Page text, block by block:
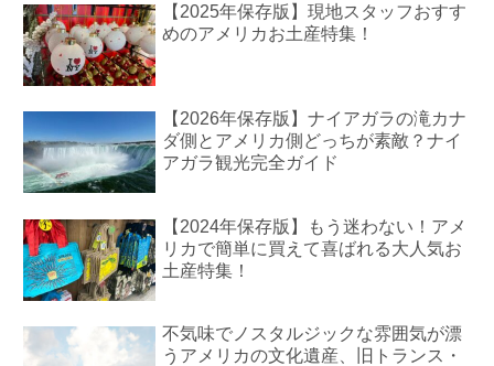
【2025年保存版】現地スタッフおすす
めのアメリカお土産特集！
【2026年保存版】ナイアガラの滝カナ
ダ側とアメリカ側どっちが素敵？ナイ
アガラ観光完全ガイド
【2024年保存版】もう迷わない！アメ
リカで簡単に買えて喜ばれる大人気お
土産特集！
不気味でノスタルジックな雰囲気が漂
うアメリカの文化遺産、旧トランス・